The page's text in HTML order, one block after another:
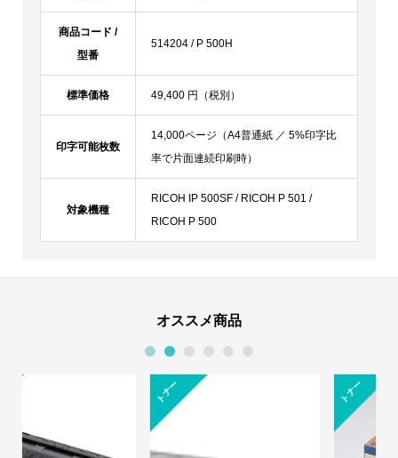
商品コード /
型番
514204 / P 500H
標準価格 49,400 円（税別）
印字可能枚数
14,000ページ（A4普通紙 ／ 5%印字比
率で片面連続印刷時）
対象機種
RICOH IP 500SF / RICOH P 501 /
RICOH P 500
オススメ商品
1 2 3 4 5 6